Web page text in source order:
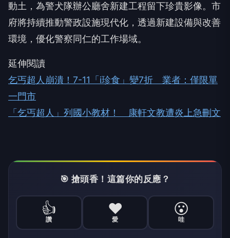
動土，為警犬隊辦公廳舍新建工程留下珍貴影像。市
府將持續推動警政設施現代化，透過新建設備與改善
環境，優化警察同仁的工作場域。
延伸閱讀
乞丐超人崩潰！7-11「i珍食」變7折 業者：僅限單
一門市
「乞丐超人」列國小教材！ 康軒文教遭炎上急刪文
🎯 搶頭香！這篇你的反應？
👍
讚
❤️
愛
😮
哇